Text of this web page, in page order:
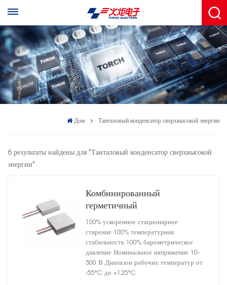
Дом Танталовый конденсатор сверхвысокой энергии
6 результаты найдены для "Танталовый конденсатор сверхвысокой
энергии"
Комбинированный
герметичный
высокоэнергетический
танталовый конденсатор
100% ускоренное стационарное
старение 100% температурная
стабильность 100% барометрическое
давление Номинальное напряжение 10-
500 В Диапазон рабочих температур от
-55°C до +125°C.